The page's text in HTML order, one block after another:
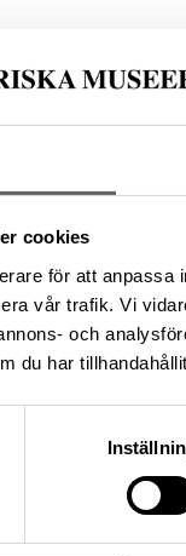
cookies
för att anpassa
vår trafik. Vi
och
du har
Kommun:
museet
7871-
enligt licensen